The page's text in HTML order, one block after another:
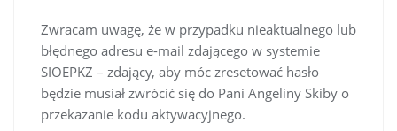
Zwracam uwagę, że w przypadku nieaktualnego lub
błędnego adresu e-mail zdającego w systemie
SIOEPKZ – zdający, aby móc zresetować hasło
będzie musiał zwrócić się do Pani Angeliny Skiby o
przekazanie kodu aktywacyjnego.